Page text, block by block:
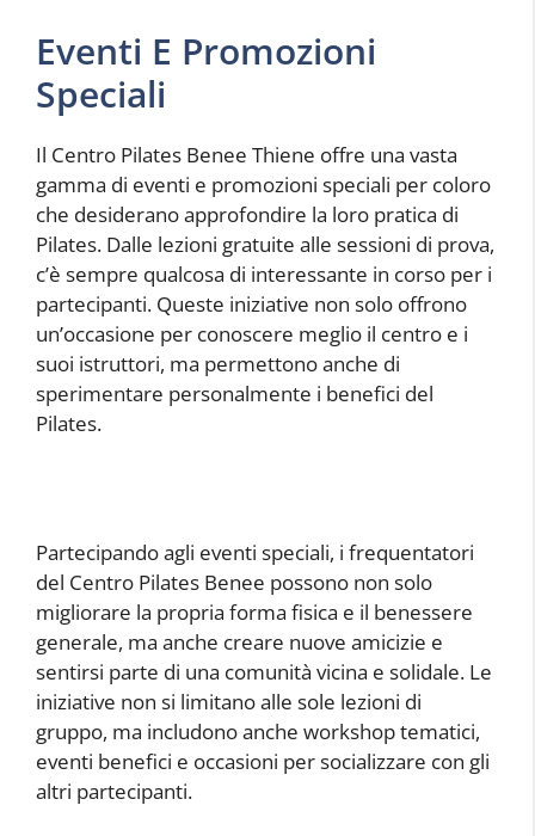
Eventi E Promozioni
Speciali
Il Centro Pilates Benee Thiene offre una vasta
gamma di eventi e promozioni speciali per coloro
che desiderano approfondire la loro pratica di
Pilates. Dalle lezioni gratuite alle sessioni di prova,
c’è sempre qualcosa di interessante in corso per i
partecipanti. Queste iniziative non solo offrono
un’occasione per conoscere meglio il centro e i
suoi istruttori, ma permettono anche di
sperimentare personalmente i benefici del
Pilates.
Partecipando agli eventi speciali, i frequentatori
del Centro Pilates Benee possono non solo
migliorare la propria forma fisica e il benessere
generale, ma anche creare nuove amicizie e
sentirsi parte di una comunità vicina e solidale. Le
iniziative non si limitano alle sole lezioni di
gruppo, ma includono anche workshop tematici,
eventi benefici e occasioni per socializzare con gli
altri partecipanti.